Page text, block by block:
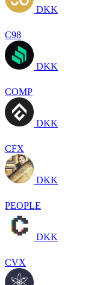
DKK
C98
DKK
COMP
DKK
CFX
DKK
PEOPLE
DKK
CVX